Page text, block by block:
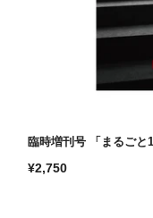
臨時増刊号 「まるご
通
¥2,750